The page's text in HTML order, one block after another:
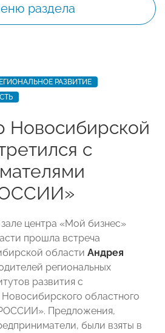
раздела
РАЗВИТИЕ
Новосибирской
с
центра «Мой бизнес»
прошла встреча
области Андрея
региональных
развития с
областного
Предложения,
были взяты в